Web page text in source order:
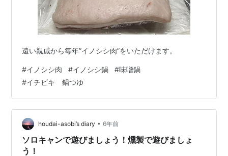
遠い親戚から毎年”イノシシ肉”をいただけます。
#イノシシ肉 #イノシシ鍋 #味噌鍋
#イチビキ 鍋つゆ
houdai-asobi’s diary • 6年前
ソロキャンで遊びましょう！燻製で遊びましょ
う！